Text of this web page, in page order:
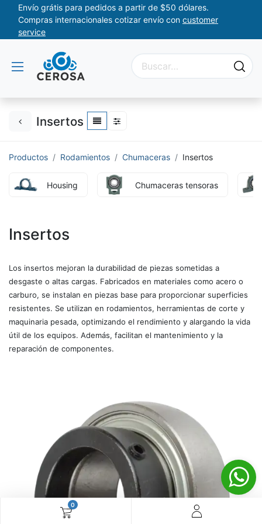
0
Envío grátis para pedidos a partir de $50 dólares.
Compras internacionales cotizar envío con customer
service
Insertos
Productos Rodamientos Chumaceras Insertos
Housing Chumaceras tensoras
Insertos
Los insertos mejoran la durabilidad de piezas sometidas a
desgaste o altas cargas. Fabricados en materiales como acero o
carburo, se instalan en piezas base para proporcionar superficies
resistentes. Se utilizan en rodamientos, herramientas de corte y
maquinaria pesada, optimizando el rendimiento y alargando la vida
útil de los equipos. Además, facilitan el mantenimiento y la
reparación de componentes.